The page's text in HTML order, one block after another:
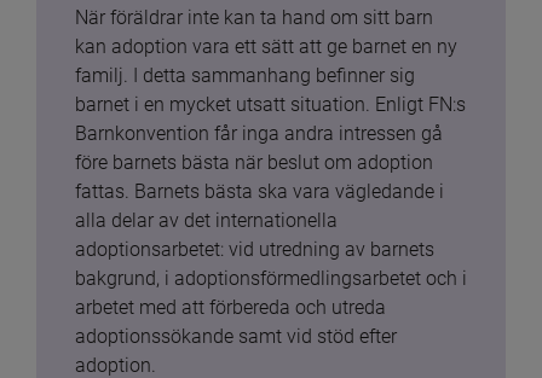
När föräldrar inte kan ta hand om sitt barn
kan adoption vara ett sätt att ge barnet en ny
familj. I detta sammanhang befinner sig
barnet i en mycket utsatt situation. Enligt FN:s
Barnkonvention får inga andra intressen gå
före barnets bästa när beslut om adoption
fattas. Barnets bästa ska vara vägledande i
alla delar av det internationella
adoptionsarbetet: vid utredning av barnets
bakgrund, i adoptionsförmedlingsarbetet och i
arbetet med att förbereda och utreda
adoptionssökande samt vid stöd efter
adoption.